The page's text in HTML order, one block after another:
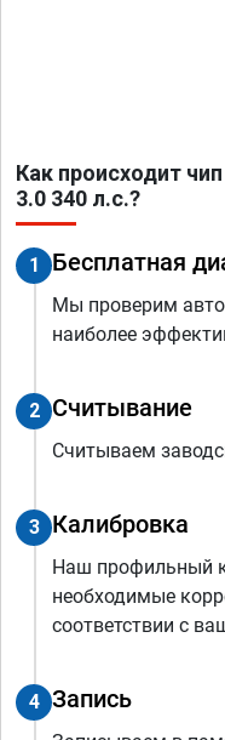
Как происходит
3.0 340 л.с.?
1 Бесплатная
Мы проверим
наиболее
2 Считывание
Считываем
3 Калибровка
Наш профильный
необходимые
соответствии с
4 Запись